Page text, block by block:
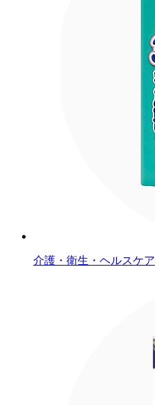
介護・衛生・ヘルスケア